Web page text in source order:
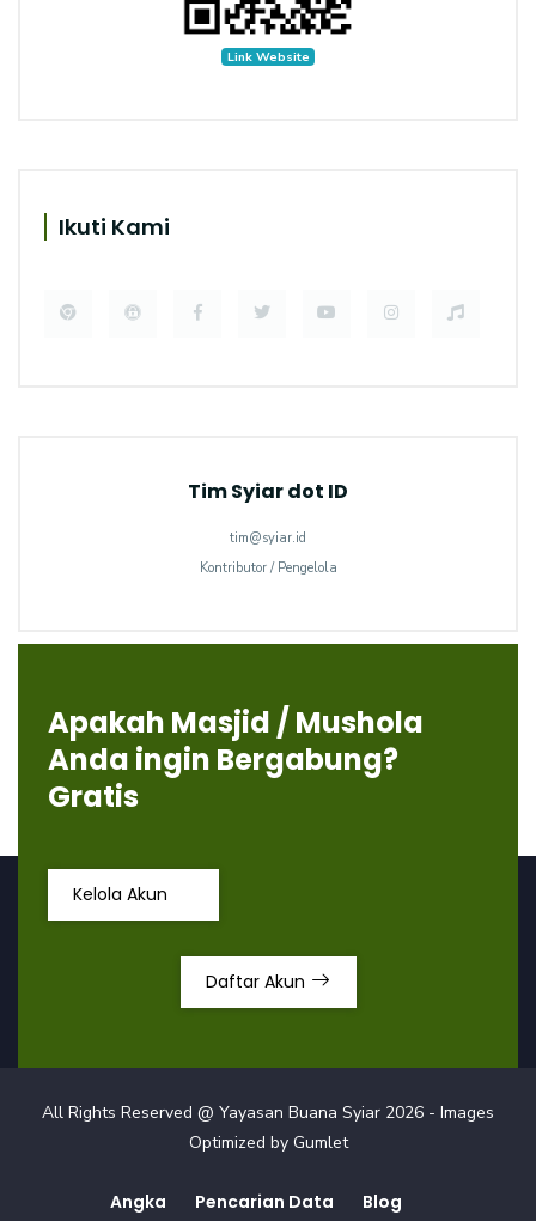
Link Website
Ikuti Kami
Tim Syiar dot ID
tim@syiar.id
Kontributor / Pengelola
Apakah Masjid / Mushola
Anda ingin Bergabung?
Gratis
Kelola Akun
Daftar Akun
All Rights Reserved @ Yayasan Buana Syiar 2026 - Images
Optimized by Gumlet
Angka Pencarian Data
Blog